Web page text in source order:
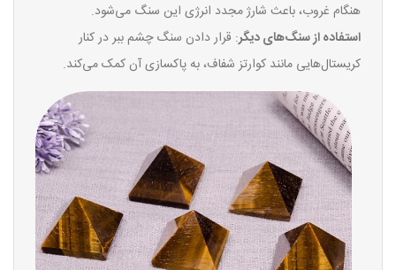
هنگام غروب، باعث شارژ مجدد انرژی این سنگ می‌شود.
استفاده از سنگ‌های دیگر: قرار دادن سنگ چشم ببر در کنار
کریستال‌هایی مانند کوارتز شفاف، به پاکسازی آن کمک می‌کند.